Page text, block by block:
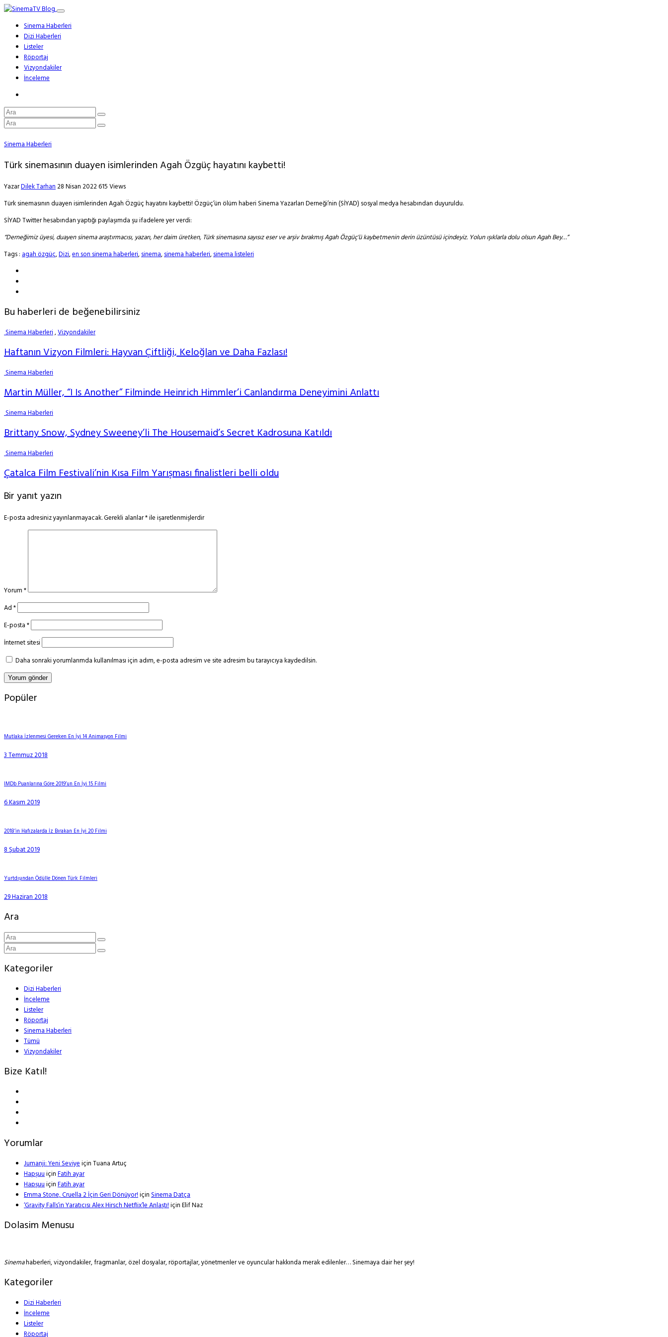
Sinema Haberleri
Dizi Haberleri
Listeler
Röportaj
Vizyondakiler
İnceleme
Sinema Haberleri
Türk sinemasının duayen isimlerinden Agah Özgüç hayatını kaybetti!
YazarDilek Tarhan28 Nisan 2022615 Views
Türk sinemasının duayen isimlerinden Agah Özgüç hayatını kaybetti! Özgüç’ün ölüm haberi Sinema Yazarları Derneği’nin (SİYAD) sosyal medya hesabından duyuruldu.
SİYAD Twitter hesabından yaptığı paylaşımda şu ifadelere yer verdi:
“Derneğimiz üyesi, duayen sinema araştırmacısı, yazarı, her daim üretken, Türk sinemasına sayısız eser ve arşiv bırakmış Agah Özgüç’ü kaybetmenin derin üzüntüsü içindeyiz. Yolun ışıklarla dolu olsun Agah Bey…”
Tags :agah özgüç,Dizi,en son sinema haberleri,sinema,sinema haberleri,sinema listeleri
Bu haberleri de beğenebilirsiniz
Sinema Haberleri,Vizyondakiler
Haftanın Vizyon Filmleri: Hayvan Çiftliği, Keloğlan ve Daha Fazlası!
Sinema Haberleri
Martin Müller, “I Is Another” Filminde Heinrich Himmler’i Canlandırma Deneyimini Anlattı
Sinema Haberleri
Brittany Snow, Sydney Sweeney’li The Housemaid’s Secret Kadrosuna Katıldı
Sinema Haberleri
Çatalca Film Festivali’nin Kısa Film Yarışması finalistleri belli oldu
Bir yanıt yazın
E-posta adresiniz yayınlanmayacak.Gerekli alanlar*ile işaretlenmişlerdir
Yorum*
Ad*
E-posta*
İnternet sitesi
Daha sonraki yorumlarımda kullanılması için adım, e-posta adresim ve site adresim bu tarayıcıya kaydedilsin.
Popüler
Mutlaka İzlenmesi Gereken En İyi 14 Animasyon Filmi
3 Temmuz 2018
IMDb Puanlarına Göre 2019’un En İyi 15 Filmi
6 Kasım 2019
2018’in Hafızalarda İz Bırakan En İyi 20 Filmi
8 Şubat 2019
Yurtdışından Ödülle Dönen Türk Filmleri
29 Haziran 2018
Ara
Kategoriler
Dizi Haberleri
İnceleme
Listeler
Röportaj
Sinema Haberleri
Tümü
Vizyondakiler
Bize Katıl!
Yorumlar
Jumanji: Yeni SeviyeiçinTuana Artuç
HapşuuiçinFatih ayar
HapşuuiçinFatih ayar
Emma Stone, Cruella 2 İçin Geri Dönüyor!içinSinema Datça
‘Gravity Falls’ın Yaratıcısı Alex Hirsch Netflix’le Anlaştı!içinElif Naz
Dolasim Menusu
Sinemahaberleri, vizyondakiler, fragmanlar, özel dosyalar, röportajlar, yönetmenler ve oyuncular hakkında merak edilenler… Sinemaya dair her şey!
Kategoriler
Dizi Haberleri
İnceleme
Listeler
Röportaj